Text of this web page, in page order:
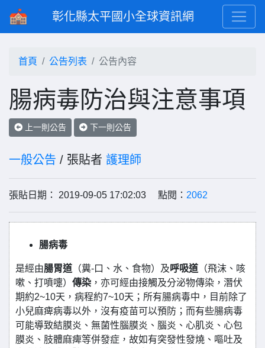
彰化縣太平國小全球資訊網
首頁 公告列表 公告內容
腸病毒防治與注意事項
上一則公告 下一則公告
一般公告 / 張貼者 護理師
張貼日期： 2019-09-05 17:02:03 點閱： 2062
腸病毒
是經由腸胃道 （糞-口、水、食物）及 呼吸道 （飛沫、咳
嗽、打噴嚏） 傳染 ，亦可經由接觸及分泌物傳染，潛伏
期約2~10天，病程約7~10天；所有腸病毒中，目前除了
小兒麻痺病毒以外，沒有疫苗可以預防；而有些腸病毒
可能導致結膜炎、無菌性腦膜炎、腦炎、心肌炎、心包
膜炎、肢體麻痺等併發症，故如有突發性發燒、嘔吐及